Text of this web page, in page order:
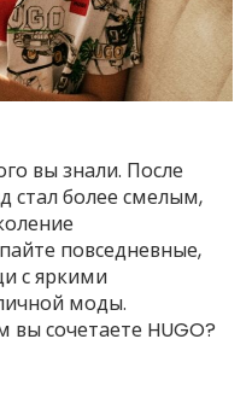
вы знали. После
стал более смелым,
повседневные,
с яркими
моды.
вы сочетаете HUGO?